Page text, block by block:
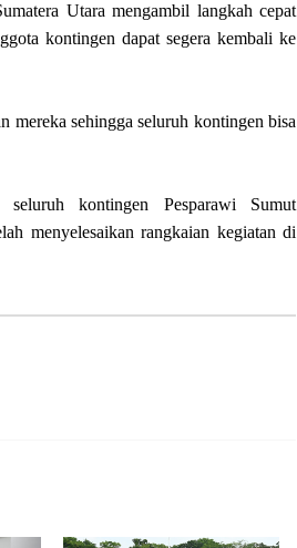
Utara mengambil langkah cepat
kontingen dapat segera kembali ke
mereka sehingga seluruh kontingen bisa
seluruh kontingen Pesparawi Sumut
menyelesaikan rangkaian kegiatan di